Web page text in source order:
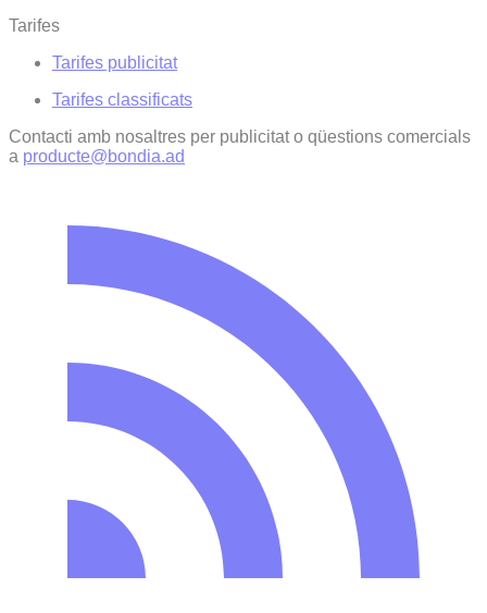
Tarifes
Tarifes publicitat
Tarifes classificats
Contacti amb nosaltres per publicitat o qüestions comercials
a producte@bondia.ad